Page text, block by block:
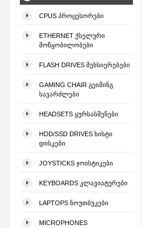
CPUS ᲞᲠᲝᲪᲔᲡᲝᲠᲔᲑᲘ
ETHERNET ᲥᲡᲔᲚᲣᲠᲘ
ᲛᲝᲬᲧᲝᲑᲘᲚᲝᲑᲔᲑᲘ
FLASH DRIVES ᲛᲔᲮᲡᲘᲔᲠᲔᲑᲔᲑᲘ
GAMING CHAIR ᲒᲔᲘᲛᲘᲜᲒ
ᲡᲐᲕᲐᲠᲫᲚᲔᲑᲘ
HEADSETS ᲧᲣᲠᲡᲐᲡᲛᲔᲜᲔᲑᲘ
HDD/SSD DRIVES ᲮᲘᲡᲢᲘ
ᲓᲘᲡᲙᲔᲑᲘ
JOYSTICKS ᲯᲝᲘᲡᲢᲘᲙᲔᲑᲘ
KEYBOARDS ᲙᲚᲐᲕᲘᲐᲢᲣᲠᲔᲑᲘ
LAPTOPS ᲜᲝᲣᲗᲑᲣᲙᲔᲑᲘ
MICROPHONES